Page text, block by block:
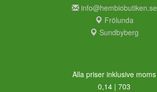
info@hembiobutiken.se
Frölunda
Sundbyberg
Alla priser inklusive moms
0,14 | 703